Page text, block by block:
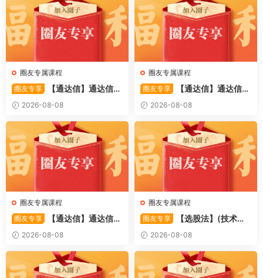
圈友专属课程
圈友专享
【通达信】通达信
〖备战龙妖〗副图/选股 精准
捕捉龙头启动进场信号 源码
2026-08-08
圈友专属课程
圈友专享
【通达信】通达信
〖重心突破〗主副图/选股 捕
捉股价在特定形态下的反转与
启动信号 源码
2026-08-08
圈友专属课程
圈友专享
【通达信】通达信
〖萧啸双通道〗主图指标 研判
股价运行通道、捕捉短线买卖
时机 源码
2026-08-08
圈友专属课程
圈友专享
【选股法】(技术篇)
强势个股选股法操作理念、策
略与工具（上下）视频课程 共
2个视频
2026-08-08